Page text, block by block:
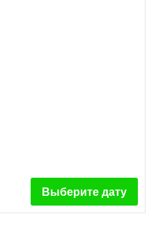
Выберите дату